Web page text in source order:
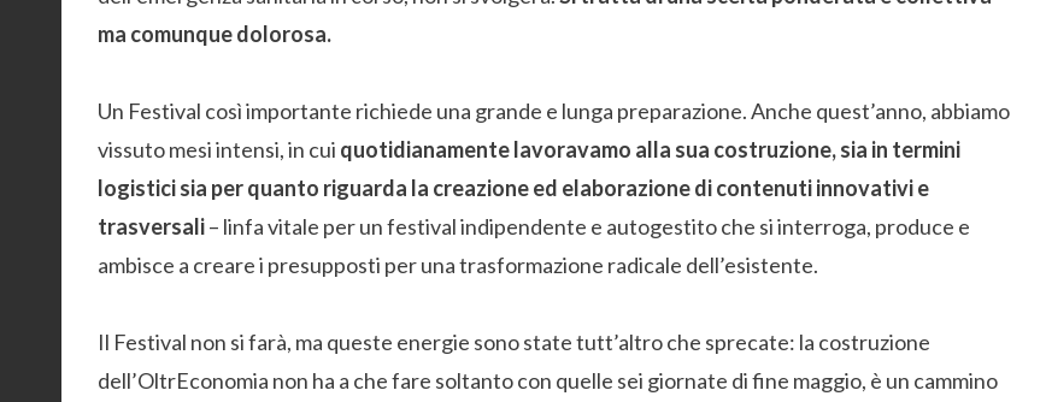
ma comunque dolorosa.
Un Festival così importante richiede una grande e lunga preparazione. Anche quest’anno, abbiamo
vissuto mesi intensi, in cui quotidianamente lavoravamo alla sua costruzione, sia in termini
logistici sia per quanto riguarda la creazione ed elaborazione di contenuti innovativi e
trasversali– linfa vitale per un festival indipendente e autogestito che si interroga, produce e
ambisce a creare i presupposti per una trasformazione radicale dell’esistente.
Il Festival non si farà, ma queste energie sono state tutt’altro che sprecate: la costruzione
dell’OltrEconomia non ha a che fare soltanto con quelle sei giornate di fine maggio, è un cammino